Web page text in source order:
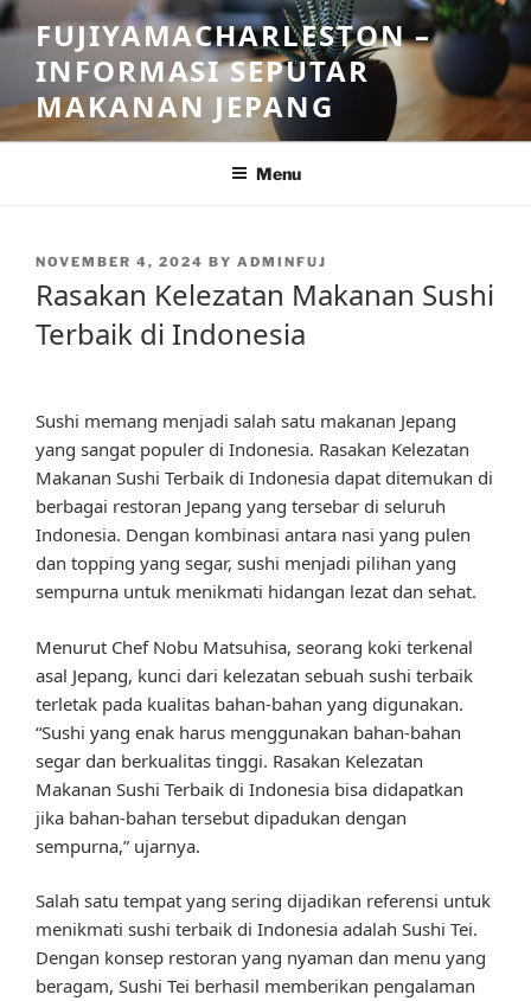
Skip
to
content
FUJIYAMACHARLESTON –
INFORMASI SEPUTAR
MAKANAN JEPANG
Menu
POSTED
NOVEMBER 4, 2024 BY ADMINFUJ
Rasakan Kelezatan Makanan Sushi
Terbaik di Indonesia
Sushi memang menjadi salah satu makanan Jepang
yang sangat populer di Indonesia. Rasakan Kelezatan
Makanan Sushi Terbaik di Indonesia dapat ditemukan di
berbagai restoran Jepang yang tersebar di seluruh
Indonesia. Dengan kombinasi antara nasi yang pulen
dan topping yang segar, sushi menjadi pilihan yang
sempurna untuk menikmati hidangan lezat dan sehat.
Menurut Chef Nobu Matsuhisa, seorang koki terkenal
asal Jepang, kunci dari kelezatan sebuah sushi terbaik
terletak pada kualitas bahan-bahan yang digunakan.
“Sushi yang enak harus menggunakan bahan-bahan
segar dan berkualitas tinggi. Rasakan Kelezatan
Makanan Sushi Terbaik di Indonesia bisa didapatkan
jika bahan-bahan tersebut dipadukan dengan
sempurna,” ujarnya.
Salah satu tempat yang sering dijadikan referensi untuk
menikmati sushi terbaik di Indonesia adalah Sushi Tei.
Dengan konsep restoran yang nyaman dan menu yang
beragam, Sushi Tei berhasil memberikan pengalaman